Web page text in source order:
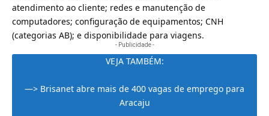
atendimento ao cliente; redes e manutenção de
computadores; configuração de equipamentos; CNH
(categorias AB); e disponibilidade para viagens.
- Publicidade -
VEJA TAMBÉM:
—> Brisanet abre mais de 400 vagas de emprego para
Aracaju